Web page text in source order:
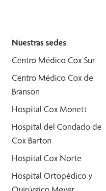
Nuestras sedes
Centro Médico Cox Sur
Centro Médico Cox de
Branson
Hospital Cox Monett
Hospital del Condado de
Cox Barton
Hospital Cox Norte
Hospital Ortopédico y